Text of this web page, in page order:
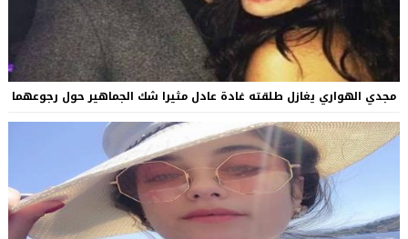
مجدي الهواري يغازل طلقته غادة عادل مثيرا شك الجماهير حول رجوعهما